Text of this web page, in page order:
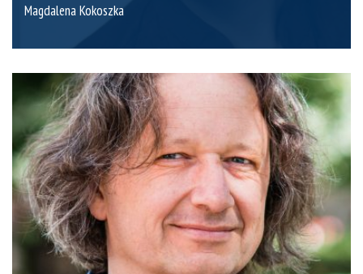
Magdalena Kokoszka